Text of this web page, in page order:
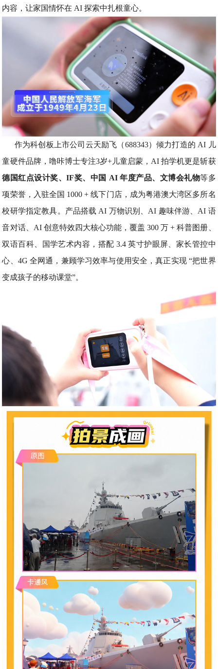
内容，让家国情怀在 AI 探索中扎根童心。
作为科创板上市公司云天励飞（688343）倾力打造的 AI 儿
童硬件品牌，噜咔博士专注3岁+儿童启蒙，AI 拍学机更是斩获
德国红点设计奖、IF奖、中国 AI 年度产品、文博会礼物等多
项荣誉，入驻全国 1000 + 线下门店，成为粤港澳大湾区多所名
校研学指定教具。产品搭载 AI 万物识别、AI 趣味伴游、AI 语
音对话、AI 创意特效四大核心功能，覆盖 300 万 + 科普图册、
双语百科、国学艺术内容，搭配 3.4 英寸护眼屏、家长管控中
心、4G 全网通，兼顾学习效率与使用安全，真正实现 “把世界
变成孩子的移动课堂”。